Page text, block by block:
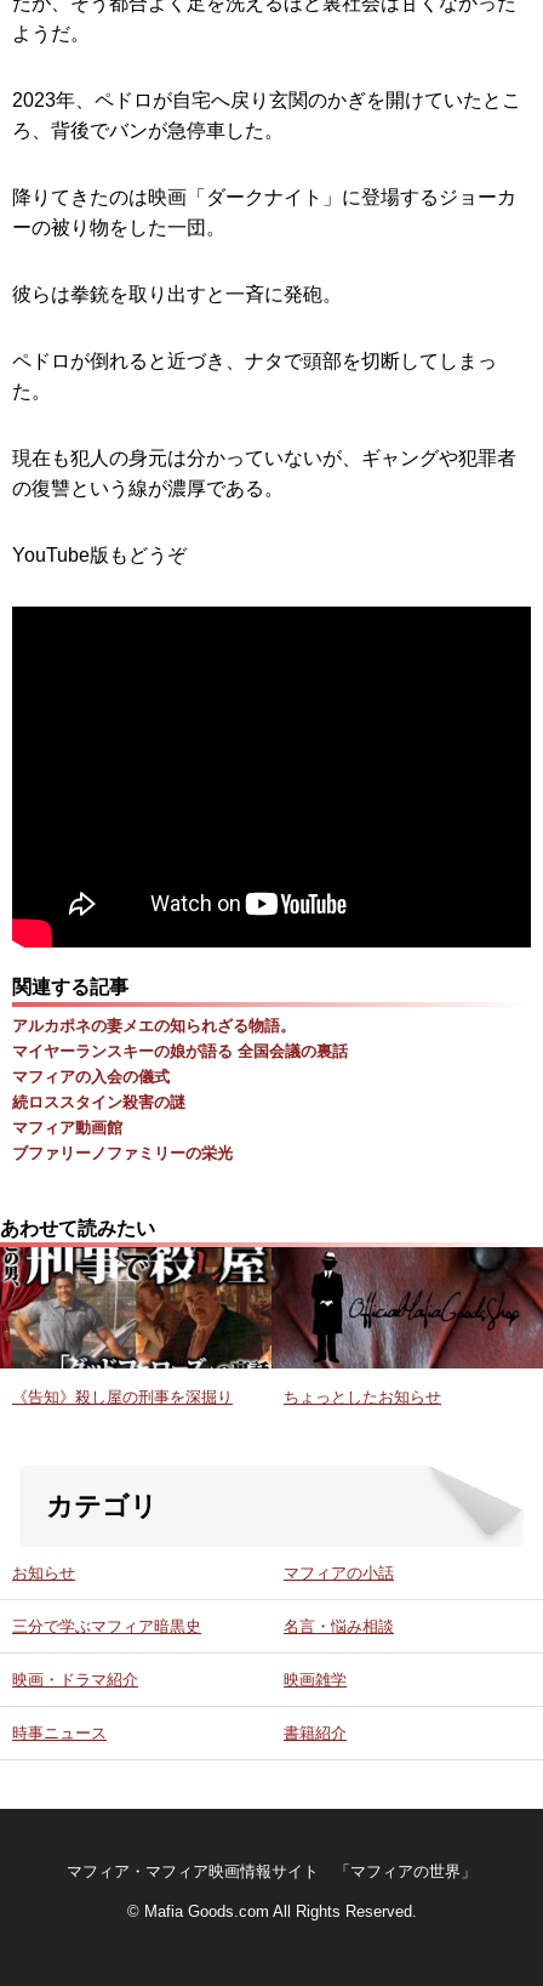
ようだ。
2023年、ペドロが自宅へ戻り玄関のかぎを開けていたとこ
ろ、背後でバンが急停車した。
降りてきたのは映画「ダークナイト」に登場するジョーカ
ーの被り物をした一団。
彼らは拳銃を取り出すと一斉に発砲。
ペドロが倒れると近づき、ナタで頭部を切断してしまっ
た。
現在も犯人の身元は分かっていないが、ギャングや犯罪者
の復讐という線が濃厚である。
YouTube版もどうぞ
関連する記事
アルカポネの妻メエの知られざる物語。
マイヤーランスキーの娘が語る 全国会議の裏話
マフィアの入会の儀式
続ロススタイン殺害の謎
マフィア動画館
ブファリーノファミリーの栄光
あわせて読みたい
《告知》殺し屋の刑事を深掘り ちょっとしたお知らせ
カテゴリ
お知らせ マフィアの小話
三分で学ぶマフィア暗黒史 名言・悩み相談
映画・ドラマ紹介 映画雑学
時事ニュース 書籍紹介
マフィア・マフィア映画情報サイト 「マフィアの世界」
© Mafia Goods.com All Rights Reserved.